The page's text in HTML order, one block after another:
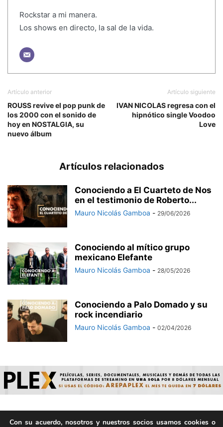
Rockstar a mi manera.
Los shows en directo, la sal de la vida.
Artículo anterior
ROUSS revive el pop punk de
los 2000 con el sonido de
hoy en NOSTALGIA, su
nuevo álbum
Artículo siguiente
IVAN NICOLAS regresa con el
hipnótico single Voodoo
Love
Artículos relacionados
Conociendo a El Cuarteto de Nos
en el testimonio de Roberto...
Mauro Nicolás Gamboa - 29/06/2026
Conociendo al mítico grupo
mexicano Elefante
Mauro Nicolás Gamboa - 28/05/2026
Conociendo a Palo Domado y su
rock incendiario
Mauro Nicolás Gamboa - 02/04/2026
Con su acuerdo, nosotros y nuestros socios usamos cookies o